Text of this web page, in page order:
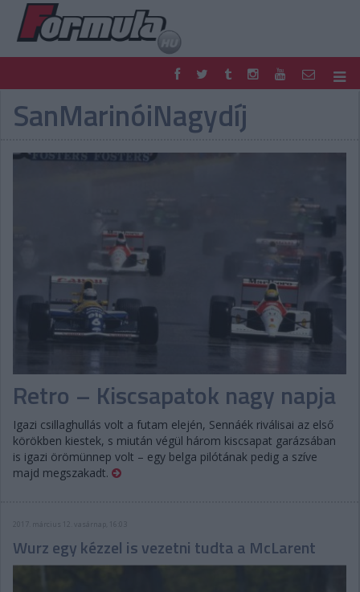
F1
PARC FERMÉ
FORMULA
MOTOR
SanMarinóiNagydíj
Retro – Kiscsapatok nagy napja
Igazi csillaghullás volt a futam elején, Sennáék riválisai az első
körökben kiestek, s miután végül három kiscsapat garázsában
is igazi örömünnep volt – egy belga pilótának pedig a szíve
majd megszakadt.
2017. március 12. vasárnap, 16:03
Wurz egy kézzel is vezetni tudta a McLarent